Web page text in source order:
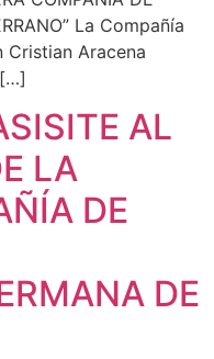
La Compañía
Aracena
AL
LA
DE
DE